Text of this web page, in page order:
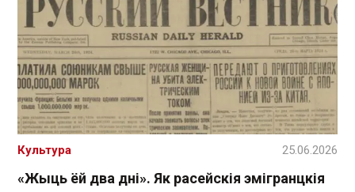
«Жыць ёй два дні». Як расейскія эмігранцкія
Культура 25.06.2026